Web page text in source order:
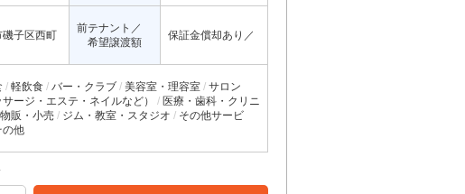
磯子区西町
前テナント／
希望譲渡額
保証金償却あり／
軽飲食 バー・クラブ 美容室・理容室
サロン
サージ・エステ・ネイルなど）
医療・歯科・クリニ
物販・小売 ジム・教室・スタジオ
その他サービ
の他